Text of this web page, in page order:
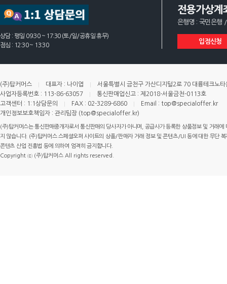
상담 : 평일 09:30 ~ 17:30 (토/일/공휴일 휴무)
점심 : 12:30 ~ 13:30
전용가상계
은행명 : 국민은행
입점신청
(주)탑커머스 대표자 : 나이엽
서울특별시 금천구 가산디지털2로 70 대륭테크노
사업자등록번호 : 113-86-63057
통신판매업신고 : 제2018-서울금천-0113호
고객센터 : 1:1상담문의
FAX : 02-3289-6860
Email : top@specialoffer.kr
개인정보보호책임자 : 관리팀장 (top@specialoffer.kr)
(주)탑커머스는 통신판매중개자로서 통신판매의 당사자가 아니며, 공급사가 등록한 상품정보 및 거래
지 않습니다. (주)탑커머스 스페셜오퍼 사이트의 상품/판매자 거래 정보 및 콘텐츠/UI 등에 대한 무단
콘텐츠 산업 진흥법 등에 의하여 엄격히 금지합니다.
Copyright ⓒ (주)탑커머스 All rights reserved.